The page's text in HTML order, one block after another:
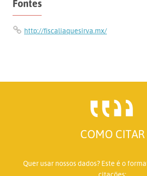
Fontes
http://fiscaliaquesirva.mx/
COMO CITAR
Quer usar nossos dados? Este é o